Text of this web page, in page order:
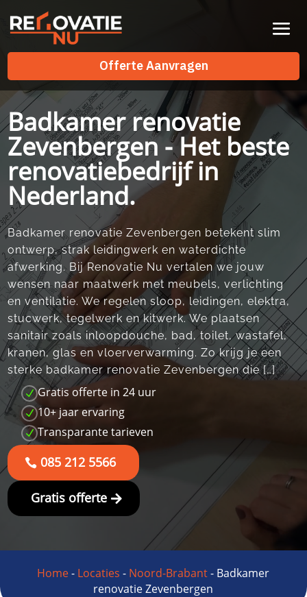
Offerte Aanvragen
Offerte Aanvragen
Badkamer renovatie
Zevenbergen - Het beste
renovatiebedrijf in
Nederland.
Badkamer renovatie Zevenbergen betekent slim
ontwerp, strak leidingwerk en waterdichte
afwerking.​ Bij Renovatie Nu vertalen we jouw
wensen naar maatwerk met meubels, verlichting
en ventilatie.​ We regelen sloop, leidingen, elektra,
stucwerk, tegelwerk en kitwerk.​ We plaatsen
sanitair zoals inloopdouche, bad, toilet, wastafel,
kranen, glas en vloerverwarming.​ Zo krijg je een
sterke badkamer renovatie Zevenbergen die […]
N Gratis offerte in 24 uur
N 10+ jaar ervaring
N Transparante tarieven
085 212 5566
Gratis offerte
Home- Locaties - Noord-Brabant- Badkamer
renovatie Zevenbergen